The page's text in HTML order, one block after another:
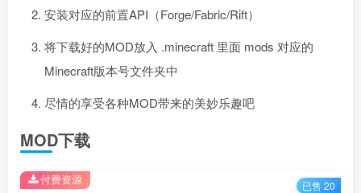
安装对应的前置API（Forge/Fabric/Rift）
将下载好的MOD放入 .minecraft 里面 mods 对应的
Minecraft版本号文件夹中
尽情的享受各种MOD带来的美妙乐趣吧
MOD下载
付费资源 已售 20